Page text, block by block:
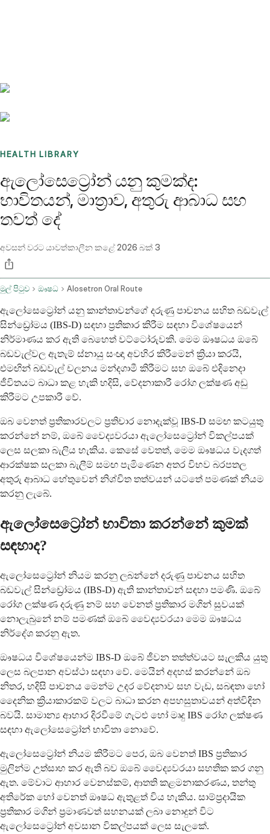
HEALTH LIBRARY
ඇලෝසෙට්‍රෝන් යනු කුමක්ද:
භාවිතයන්, මාත්‍රාව, අතුරු ආබාධ සහ
තවත් දේ
අවසන් වරට යාවත්කාලීන කළේ2026 බක් 3
මුල් පිටුව ඖෂධ Alosetron Oral Route
ඇලෝසෙට්‍රෝන් යනු කාන්තාවන්ගේ දරුණු පාචනය සහිත බඩවැල්
සින්ඩ්‍රෝමය (IBS-D) සඳහා ප්‍රතිකාර කිරීම සඳහා විශේෂයෙන්
නිර්මාණය කර ඇති බෙහෙත් වට්ටෝරුවකි. මෙම ඖෂධය ඔබේ
බඩවැල්වල ඇතැම් ස්නායු සංඥා අවහිර කිරීමෙන් ක්‍රියා කරයි,
එමඟින් බඩවැල් චලනය මන්දගාමී කිරීමට සහ ඔබේ එදිනෙදා
ජීවිතයට බාධා කළ හැකි හදිසි, වේදනාකාරී රෝග ලක්ෂණ අඩු
කිරීමට උපකාරී වේ.
ඔබ වෙනත් ප්‍රතිකාරවලට ප්‍රතිචාර නොදැක්වූ IBS-D සමඟ කටයුතු
කරන්නේ නම්, ඔබේ වෛද්‍යවරයා ඇලෝසෙට්‍රෝන් විකල්පයක්
ලෙස සලකා බැලිය හැකිය. කෙසේ වෙතත්, මෙම ඖෂධය වැදගත්
ආරක්ෂක සලකා බැලීම් සමඟ පැමිණෙන අතර විභව බරපතල
අතුරු ආබාධ හේතුවෙන් නිශ්චිත තත්වයන් යටතේ පමණක් නියම
කරනු ලැබේ.
ඇලෝසෙට්‍රෝන් භාවිතා කරන්නේ කුමක්
සඳහාද?
ඇලෝසෙට්‍රෝන් නියම කරනු ලබන්නේ දරුණු පාචනය සහිත
බඩවැල් සින්ඩ්‍රෝමය (IBS-D) ඇති කාන්තාවන් සඳහා පමණි. ඔබේ
රෝග ලක්ෂණ දරුණු නම් සහ වෙනත් ප්‍රතිකාර මගින් සුවයක්
නොලැබුනේ නම් පමණක් ඔබේ වෛද්‍යවරයා මෙම ඖෂධය
නිර්දේශ කරනු ඇත.
ඖෂධය විශේෂයෙන්ම IBS-D ඔබේ ජීවන තත්ත්වයට සැලකිය යුතු
ලෙස බලපාන අවස්ථා සඳහා වේ. මෙයින් අදහස් කරන්නේ ඔබ
නිතර, හදිසි පාචනය මෙන්ම උදර වේදනාව සහ වැඩ, සබඳතා හෝ
දෛනික ක්‍රියාකාරකම් වලට බාධා කරන අපහසුතාවයන් අත්විඳින
බවයි. සාමාන්‍ය ආහාර දිරවීමේ ගැටළු හෝ මෘදු IBS රෝග ලක්ෂණ
සඳහා ඇලෝසෙට්‍රෝන් භාවිතා නොවේ.
ඇලෝසෙට්‍රෝන් නියම කිරීමට පෙර, ඔබ වෙනත් IBS ප්‍රතිකාර
මුලින්ම උත්සාහ කර ඇති බව ඔබේ වෛද්‍යවරයා සහතික කර ගනු
ඇත. මේවාට ආහාර වෙනස්කම්, ආතති කළමනාකරණය, තන්තු
අතිරේක හෝ වෙනත් ඖෂධ ඇතුළත් විය හැකිය. සාම්ප්‍රදායික
ප්‍රතිකාර මගින් ප්‍රමාණවත් සහනයක් ලබා නොදුන් විට
ඇලෝසෙට්‍රෝන් අවසාන විකල්පයක් ලෙස සැලකේ.